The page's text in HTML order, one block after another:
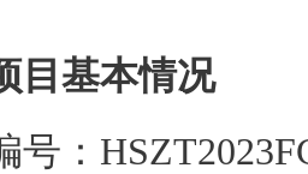
目基本情况
号：